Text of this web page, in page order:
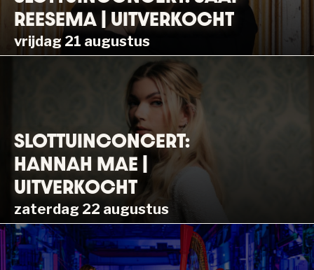
REESEMA | UITVERKOCHT
vrijdag 21 augustus
SLOTTUINCONCERT:
HANNAH MAE |
UITVERKOCHT
zaterdag 22 augustus